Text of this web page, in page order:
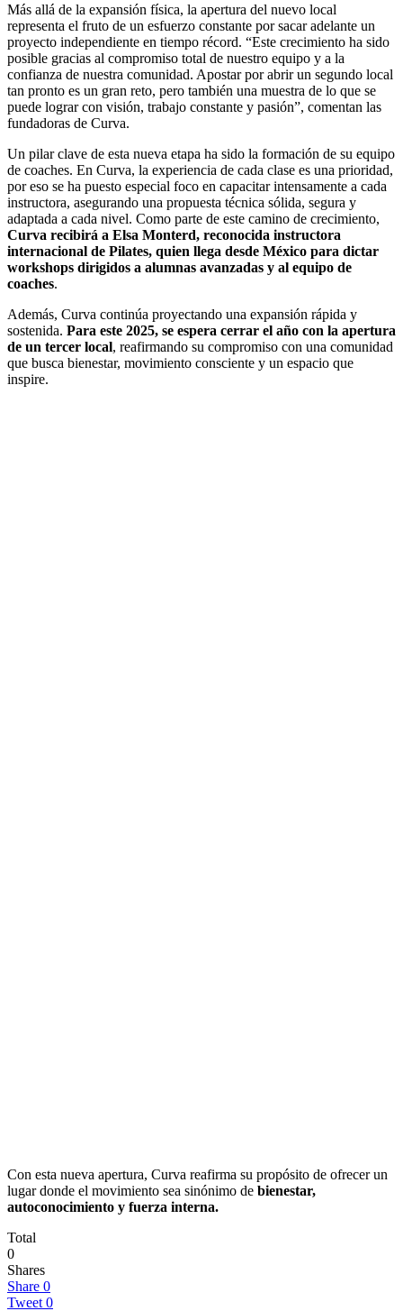
Más allá de la expansión física, la apertura del nuevo local
representa el fruto de un esfuerzo constante por sacar adelante un
proyecto independiente en tiempo récord. “Este crecimiento ha sido
posible gracias al compromiso total de nuestro equipo y a la
confianza de nuestra comunidad. Apostar por abrir un segundo local
tan pronto es un gran reto, pero también una muestra de lo que se
puede lograr con visión, trabajo constante y pasión”, comentan las
fundadoras de Curva.
Un pilar clave de esta nueva etapa ha sido la formación de su equipo
de coaches. En Curva, la experiencia de cada clase es una prioridad,
por eso se ha puesto especial foco en capacitar intensamente a cada
instructora, asegurando una propuesta técnica sólida, segura y
adaptada a cada nivel. Como parte de este camino de crecimiento,
Curva recibirá a Elsa Monterd, reconocida instructora
internacional de Pilates, quien llega desde México para dictar
workshops dirigidos a alumnas avanzadas y al equipo de
coaches.
Además, Curva continúa proyectando una expansión rápida y
sostenida. Para este 2025, se espera cerrar el año con la apertura
de un tercer local, reafirmando su compromiso con una comunidad
que busca bienestar, movimiento consciente y un espacio que
inspire.
Con esta nueva apertura, Curva reafirma su propósito de ofrecer un
lugar donde el movimiento sea sinónimo de bienestar,
autoconocimiento y fuerza interna.
Total
0
Shares
Share 0
Tweet 0